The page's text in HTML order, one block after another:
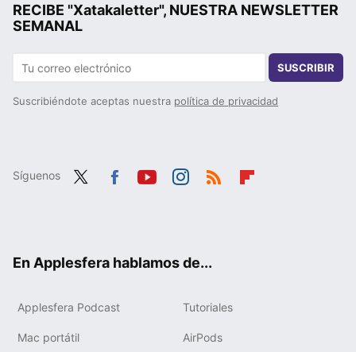
RECIBE "Xatakaletter", NUESTRA NEWSLETTER
SEMANAL
SUSCRIBIR
Suscribiéndote aceptas nuestra política de privacidad
Síguenos
En Applesfera hablamos de...
Applesfera Podcast Tutoriales
Mac portátil AirPods